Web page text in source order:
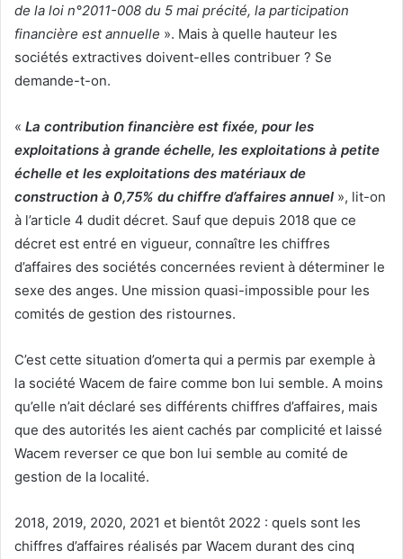
de la loi n°2011-008 du 5 mai précité, la participation
financière est annuelle ». Mais à quelle hauteur les
sociétés extractives doivent-elles contribuer ? Se
demande-t-on.
« La contribution financière est fixée, pour les
exploitations à grande échelle, les exploitations à petite
échelle et les exploitations des matériaux de
construction à 0,75% du chiffre d’affaires annuel », lit-on
à l’article 4 dudit décret. Sauf que depuis 2018 que ce
décret est entré en vigueur, connaître les chiffres
d’affaires des sociétés concernées revient à déterminer le
sexe des anges. Une mission quasi-impossible pour les
comités de gestion des ristournes.
C’est cette situation d’omerta qui a permis par exemple à
la société Wacem de faire comme bon lui semble. A moins
qu’elle n’ait déclaré ses différents chiffres d’affaires, mais
que des autorités les aient cachés par complicité et laissé
Wacem reverser ce que bon lui semble au comité de
gestion de la localité.
2018, 2019, 2020, 2021 et bientôt 2022 : quels sont les
chiffres d’affaires réalisés par Wacem durant des cinq